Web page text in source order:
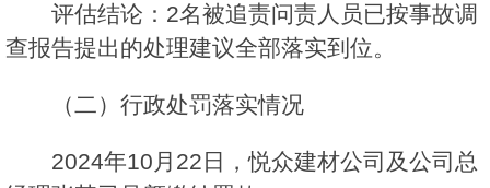
评估结论：2名被追责问责人员已按事故调
查报告提出的处理建议全部落实到位。
（二）行政处罚落实情况
2024年10月22日，悦众建材公司及公司总